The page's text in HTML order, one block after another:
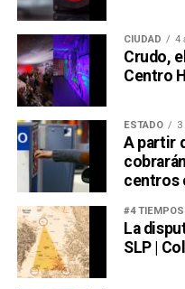
CIUDAD 4
Crudo,
Centro
ESTADO 3
A partir
centros
#4 TIEMPOS
La
SLP |